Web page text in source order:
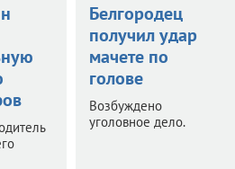
Белгородец
получил удар
мачете по
голове
Возбуждено
уголовное дело.